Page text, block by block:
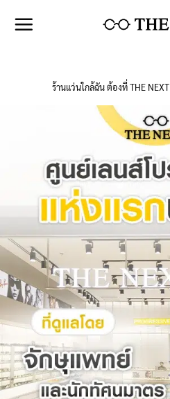
ร้านแว่นใกล้ฉัน ต้องที่ THE